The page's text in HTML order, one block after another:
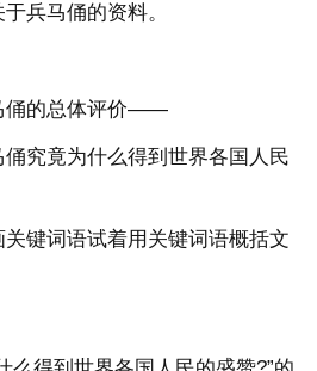
兵马俑的资料。
俑的总体评价——
究竟为什么得到世界各国人民
键词语试着用关键词语概括文